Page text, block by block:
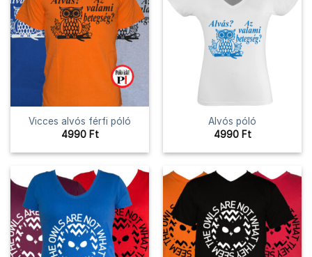
Vicces alvós férfi póló
4990 Ft
Alvós póló
4990 Ft